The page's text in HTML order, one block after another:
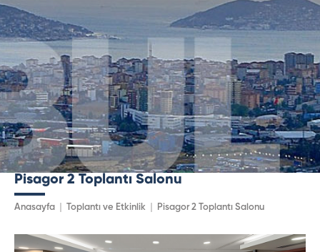
Pisagor 2 Toplantı Salonu
Anasayfa Toplantı ve Etkinlik Pisagor 2 Toplantı Salonu